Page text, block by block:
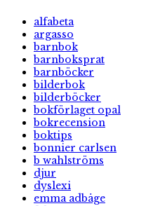
alfabeta
argasso
barnbok
barnboksprat
barnböcker
bilderbok
bilderböcker
bokförlaget opal
bokrecension
boktips
bonnier carlsen
b wahlströms
djur
dyslexi
emma adbåge